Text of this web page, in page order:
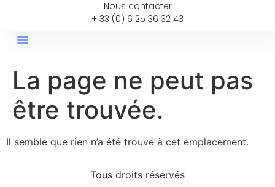
Nous contacter
+ 33 (0) 6 25 36 32 43
La page ne peut pas
être trouvée.
Il semble que rien n’a été trouvé à cet emplacement.
Tous droits réservés